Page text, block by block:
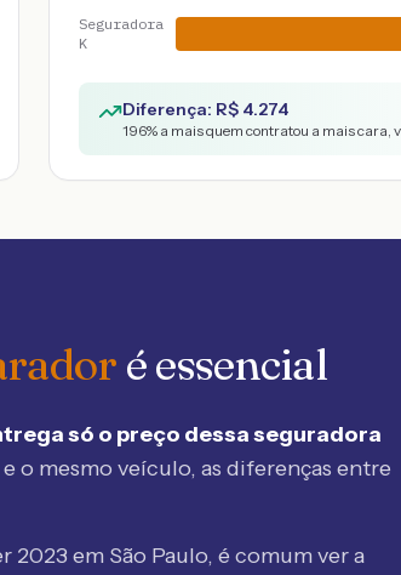
Seguradora
K
Diferença: R$ 4.274
196% a mais quem contratou a mais cara,
é essencial
só o preço dessa seguradora
o mesmo veículo, as diferenças entre
2023 em São Paulo, é comum ver a